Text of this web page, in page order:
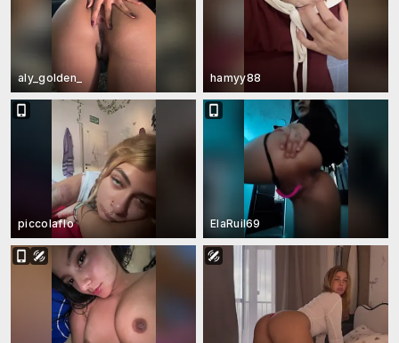
aly_golden_ hamyy88
piccolaflo ElaRuil69